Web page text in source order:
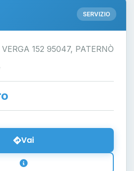
SERVIZIO
152 95047, PATERNÒ
Vai